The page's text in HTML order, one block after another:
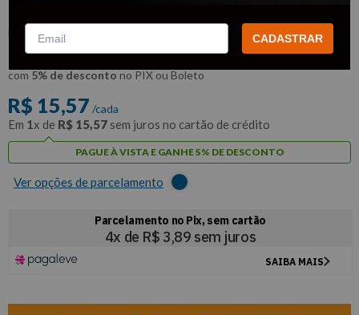
STELS
R$14,79
com 5% de desconto no PIX ou Boleto
R$ 15,57 /cada
Em 1x de R$ 15,57 sem juros no cartão de crédito
PAGUE À VISTA E GANHE 5% DE DESCONTO
Ver opções de parcelamento
CADASTRAR